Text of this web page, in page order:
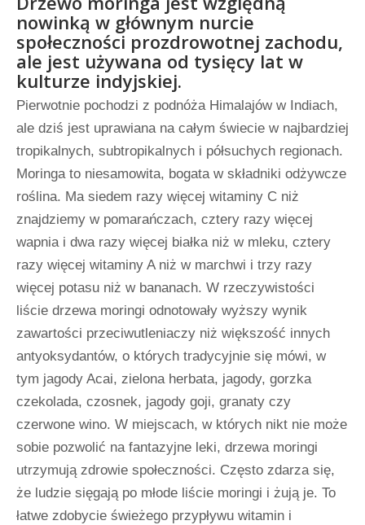
nowinką w głównym nurcie
społeczności prozdrowotnej zachodu,
ale jest używana od tysięcy lat w
kulturze indyjskiej.
Pierwotnie pochodzi z podnóża Himalajów w Indiach,
ale dziś jest uprawiana na całym świecie w najbardziej
tropikalnych, subtropikalnych i półsuchych regionach.
Moringa to niesamowita, bogata w składniki odżywcze
roślina. Ma siedem razy więcej witaminy C niż
znajdziemy w pomarańczach, cztery razy więcej
wapnia i dwa razy więcej białka niż w mleku, cztery
razy więcej witaminy A niż w marchwi i trzy razy
więcej potasu niż w bananach. W rzeczywistości
liście drzewa moringi odnotowały wyższy wynik
zawartości przeciwutleniaczy niż większość innych
antyoksydantów, o których tradycyjnie się mówi, w
tym jagody Acai, zielona herbata, jagody, gorzka
czekolada, czosnek, jagody goji, granaty czy
czerwone wino. W miejscach, w których nikt nie może
sobie pozwolić na fantazyjne leki, drzewa moringi
utrzymują zdrowie społeczności. Często zdarza się,
że ludzie sięgają po młode liście moringi i żują je. To
łatwe zdobycie świeżego przypływu witamin i